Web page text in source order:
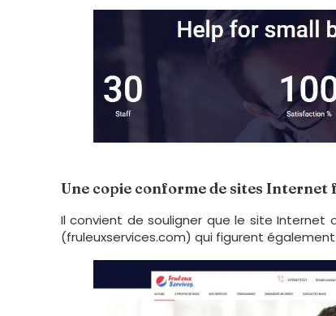
Une copie conforme de sites Internet
Il convient de souligner que le site Internet
(fruleuxservices.com) qui figurent également